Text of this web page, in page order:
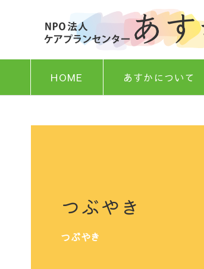
HOME あすかについて
つぶやき
つぶやき